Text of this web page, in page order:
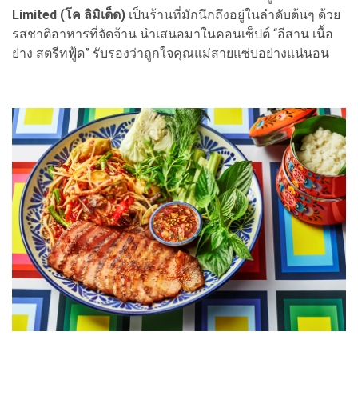
Limited (โค ลิมิเต็ด) เป็นร้านที่มักนึกถึงอยู่ในลำดับต้นๆ ด้วย
รสชาติอาหารที่จัดจ้าน นำเสนอมาในคอนเซ็ปต์ “อีสาน เนื้อ
ย่าง สตรีทฟู้ด” รับรองว่าถูกใจคุณแม่สายแซ่บอย่างแน่นอน